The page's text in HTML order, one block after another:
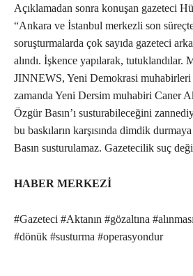
Açıklamadan sonra konuşan gazeteci
“Ankara ve İstanbul merkezli son
soruşturmalarda çok sayıda gazeteci
alındı. İşkence yapılarak, tutuklandılar.
JINNEWS, Yeni Demokrasi muhabirleri
zamanda Yeni Dersim muhabiri Caner
Özgür Basın’ı susturabileceğini
bu baskıların karşısında dimdik
Basın susturulamaz. Gazetecilik suç
HABER MERKEZİ
#Gazeteci #Aktanın #gözaltına
#dönük #susturma #operasyondur